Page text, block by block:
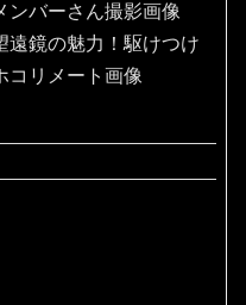
ンバーさん撮影画像
遠鏡の魅力！駆けつけ
コリメート画像